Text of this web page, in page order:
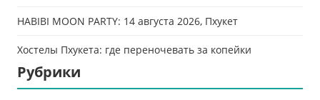
HABIBI MOON PARTY: 14 августа 2026, Пхукет
Хостелы Пхукета: где переночевать за копейки
Рубрики